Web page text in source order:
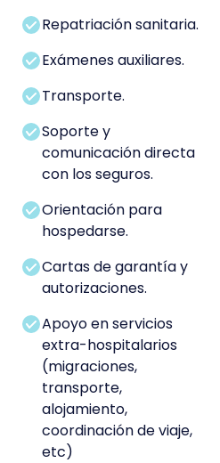
Repatriación sanitaria.
Exámenes auxiliares.
Transporte.
Soporte y
comunicación directa
con los seguros.
Orientación para
hospedarse.
Cartas de garantía y
autorizaciones.
Apoyo en servicios
extra-hospitalarios
(migraciones,
transporte,
alojamiento,
coordinación de viaje,
etc)